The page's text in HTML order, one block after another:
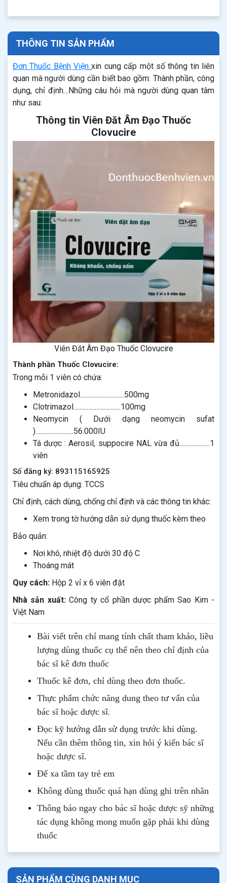
THÔNG TIN SẢN PHẨM
Đơn Thuốc Bệnh Viện xin cung cấp một số thông tin liên
quan mà người dùng cần biết bao gồm: Thành phần, công
dụng, chỉ định…Những câu hỏi mà người dùng quan tâm
như sau:
Thông tin Viên Đăt Âm Đạo Thuốc
Clovucire
Viên Đăt Âm Đạo Thuốc Clovucire
Thành phần Thuốc Clovucire:
Trong mỗi 1 viên có chứa:
Metronidazol.............................500mg
Clotrimazol...............................100mg
Neomycin ( Dưới dạng neomycin sufat
).........................56.000IU
Tá dược : Aerosil, suppocire NAL vừa đủ....................1
viên
Số đăng ký: 893115165925
Tiêu chuẩn áp dụng: TCCS
Chỉ định, cách dùng, chống chỉ định và các thông tin khác:
Xem trong tờ hướng dẫn sử dụng thuốc kèm theo
Bảo quản:
Nơi khô, nhiệt độ dưới 30 độ C
Thoáng mát
Quy cách: Hộp 2 vỉ x 6 viên đặt
Nhà sản xuất:Công ty cổ phần dược phẩm Sao Kim -
Việt Nam
Bài viết trên chỉ mang tính chất tham khảo, liều
lượng dùng thuốc cụ thể nên theo chỉ định của
bác sĩ kê đơn thuốc
Thuốc kê đơn, chỉ dùng theo đơn thuốc.
Thực phẩm chức năng dung theo tư vấn của
bác sĩ hoặc dược sĩ.
Đọc kỹ hướng dẫn sử dụng trước khi dùng.
Nếu cần thêm thông tin, xin hỏi ý kiến bác sĩ
hoặc dược sĩ.
Để xa tầm tay trẻ em
Không dùng thuốc quá hạn dùng ghi trên nhãn
Thông báo ngay cho bác sĩ hoặc dược sỹ những
tác dụng không mong muốn gặp phải khi dùng
thuốc
SẢN PHẨM CÙNG DANH MỤC